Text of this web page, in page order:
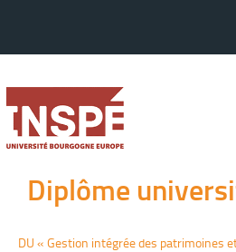
Diplôme
DU « Gestion intégrée des patrimoines